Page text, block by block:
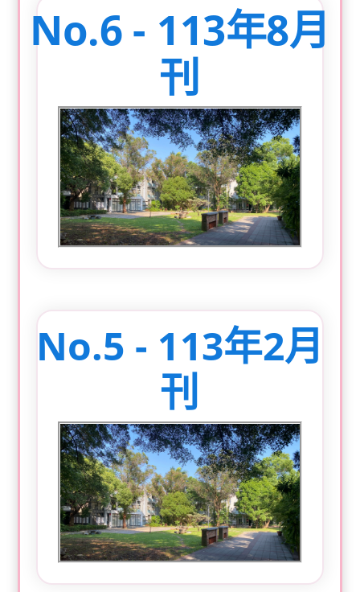
No.6 - 113年8月
刊
No.5 - 113年2月
刊